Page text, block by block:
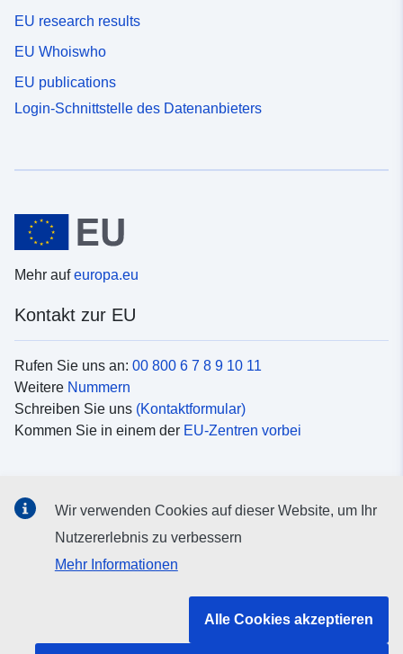
EU research results
EU Whoiswho
EU publications
Login-Schnittstelle des Datenanbieters
Mehr aufeuropa.eu
Kontakt zur EU
Rufen Sie uns an: 00 800 6 7 8 9 10 11
Weitere Nummern
Schreiben Sie uns (Kontaktformular)
Kommen Sie in einem der EU-Zentren vorbei
Suche nach EUSocial-Media-Kanäle
Organe und Einrichtungen der EU
Wir verwenden Cookies auf dieser Website, um Ihr
Nutzererlebnis zu verbessern
Mehr Informationen
Alle Cookies akzeptieren